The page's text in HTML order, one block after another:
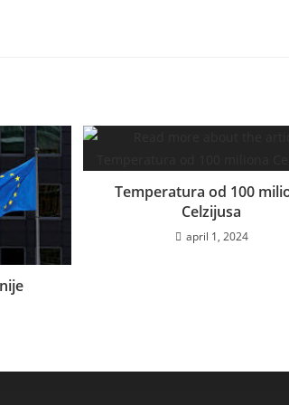
Temperatura od 100
Celzijusa
april 1, 2024